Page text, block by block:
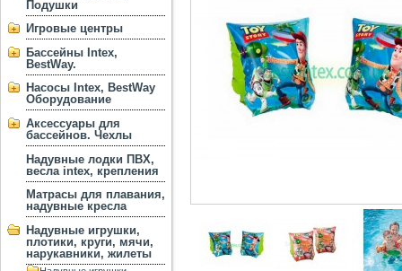
Подушки
Игровые центры
Бассейны Intex,
BestWay.
Насосы Intex, BestWay
Оборудование
Аксессуары для
бассейнов. Чехлы
Надувные лодки ПВХ,
весла intex, крепления
Матрасы для плавания,
надувные кресла
Надувные игрушки,
плотики, круги, мячи,
нарукавники, жилеты